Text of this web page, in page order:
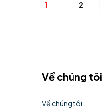
1 2
Về chúng tôi
Về chúng tôi